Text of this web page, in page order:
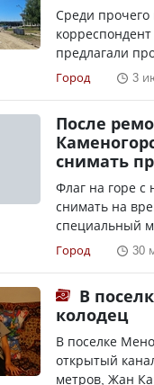
Среди прочего
предлагали
Город 3
После
снимать
Флаг на горе с
снимать на
специальный
Город 30
В
колодец
В поселке
открытый
метров, Жан